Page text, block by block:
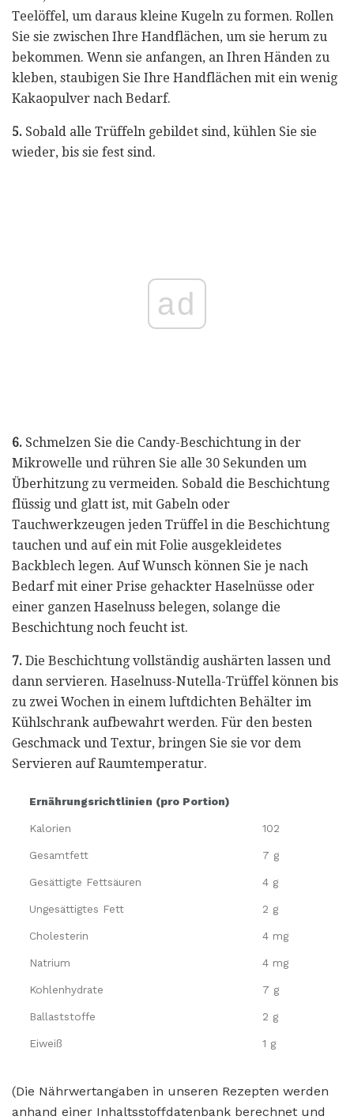
Teelöffel, um daraus kleine Kugeln zu formen. Rollen
Sie sie zwischen Ihre Handflächen, um sie herum zu
bekommen. Wenn sie anfangen, an Ihren Händen zu
kleben, staubigen Sie Ihre Handflächen mit ein wenig
Kakaopulver nach Bedarf.
5. Sobald alle Trüffeln gebildet sind, kühlen Sie sie
wieder, bis sie fest sind.
ad
6. Schmelzen Sie die Candy-Beschichtung in der
Mikrowelle und rühren Sie alle 30 Sekunden um
Überhitzung zu vermeiden. Sobald die Beschichtung
flüssig und glatt ist, mit Gabeln oder
Tauchwerkzeugen jeden Trüffel in die Beschichtung
tauchen und auf ein mit Folie ausgekleidetes
Backblech legen. Auf Wunsch können Sie je nach
Bedarf mit einer Prise gehackter Haselnüsse oder
einer ganzen Haselnuss belegen, solange die
Beschichtung noch feucht ist.
7. Die Beschichtung vollständig aushärten lassen und
dann servieren. Haselnuss-Nutella-Trüffel können bis
zu zwei Wochen in einem luftdichten Behälter im
Kühlschrank aufbewahrt werden. Für den besten
Geschmack und Textur, bringen Sie sie vor dem
Servieren auf Raumtemperatur.
Ernährungsrichtlinien (pro Portion)
Kalorien 102
Gesamtfett 7 g
Gesättigte Fettsäuren 4 g
Ungesättigtes Fett 2 g
Cholesterin 4 mg
Natrium 4 mg
Kohlenhydrate 7 g
Ballaststoffe 2 g
Eiweiß 1 g
(Die Nährwertangaben in unseren Rezepten werden
anhand einer Inhaltsstoffdatenbank berechnet und